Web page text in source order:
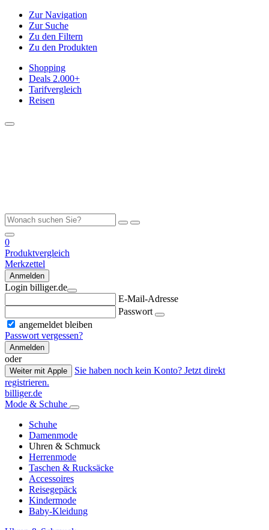
Zur Navigation
Zur Suche
Zu den Filtern
Zu den Produkten
Shopping
Deals 2.000+
Tarifvergleich
Reisen
0
Produktvergleich
Merkzettel
Anmelden
Login billiger.de
E-Mail-Adresse
Passwort
angemeldet bleiben
Passwort vergessen?
Anmelden
oder
Weiter mit Apple
Sie haben noch kein Konto? Jetzt direkt
registrieren.
billiger.de
Mode & Schuhe
Schuhe
Damenmode
Uhren & Schmuck
Herrenmode
Taschen & Rucksäcke
Accessoires
Reisegepäck
Kindermode
Baby-Kleidung